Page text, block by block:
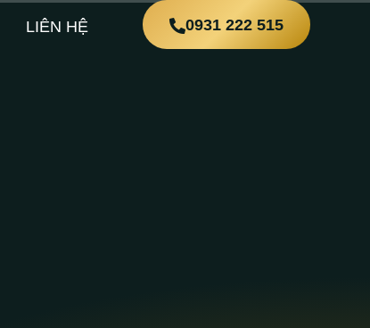
LIÊN HỆ 0931 222 515